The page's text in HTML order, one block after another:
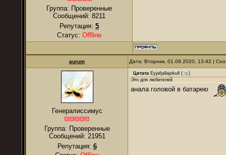
Группа: Проверенные
Сообщений: 8211
Репутация: 5
Статус: Offline
аurum Дата: Вторник, 01.09.2020, 13:42 |
Генералиссимус
Группа: Проверенные
Сообщений: 21951
Репутация: 6
Цитата Eyjafjallajokull (
)
Это для любителей
анала головой в батарею